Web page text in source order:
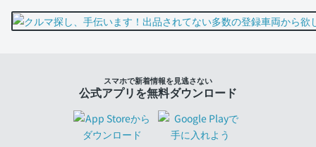
スマホで新着情報を見逃さない
公式アプリを無料ダウンロード